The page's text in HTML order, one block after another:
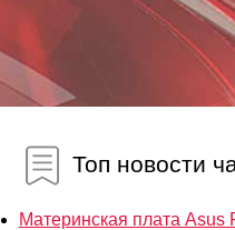
Топ новости
Материнская плата Asus